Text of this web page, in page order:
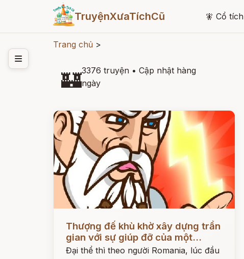
TruyệnXưaTíchCũ 🧚 Cổ tích
Trang chủ >
🏰3376 truyện • Cập nhật hàng
ngày
Thượng đế khù khờ xây dựng trần
gian với sự giúp đỡ của một...
Đại thể thì theo người Romania, lúc đầu